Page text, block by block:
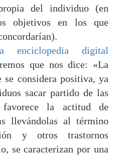
del individuo (en
objetivos en los que
enciclopedia digital
que nos dice: «La
se considera positiva, ya
sacar partido de las
favorece la actitud de
llevándolas al término
y otros trastornos
se caracterizan por una